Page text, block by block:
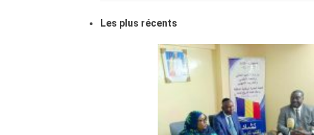
Les plus récents